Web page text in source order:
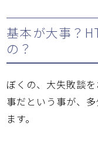
基本が大事？
の？
ぼくの、大失敗談
事だという事が、
ます。